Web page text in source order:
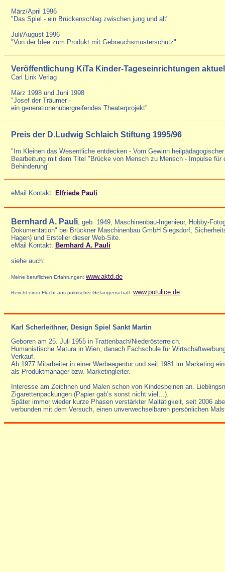
März/April 1996
"Das Spiel - ein Brückenschlag zwischen jung und alt"
Juli/August 1996
"Von der Idee zum Produkt mit Gebrauchsmusterschutz"
Veröffentlichung KiTa Kinder-Tageseinrichtungen
Carl Link Verlag
März 1998 und Juni 1998
"Josef der Träumer -
ein generationenübergreifendes Theaterprojekt"
Preis der D.Ludwig Schlaich Stiftung 1995/96
"Im Kleinen das Wesentliche entdecken - Vom Gewinn
Bearbeitung mit dem Titel "Brücke von Mensch zu Mensch - Impulse für
Behinderung"
eMail Kontakt: Elfriede Pauli
Bernhard A. Pauli, geb. 1949, Maschinenbau-Ingenieur, Hobby-
Dokumentation" bei Brückner Maschinenbau GmbH Siegsdorf,
Hagen) und Ersteller dieser Web-Site.
eMail Kontakt: Bernhard A. Pauli
siehe auch:
Meine beruflichen Erfahrungen: www.aktd.de
Bericht einer Flucht aus polnischer Gefangenschaft: www.potulice.de
Karl Scherleithner, Design Spiel Sankt Martin
Geboren am 25. Juli 1955 in Trattenbach/Niederösterreich.
Humanistische Matura in Wien, danach Fachschule für
Verkauf.
Ab 1977 Mitarbeiter in einer Werbeagentur und seit 1981 im Marketing
als Produktmanager bzw. Marketingleiter.
Interesse am Zeichnen und Malen schon von Kindesbeinen an.
Zigarettenpackungen (Papier gab’s sonst nicht viel…).
Später immer wieder kurze Phasen verstärkter Maltätigkeit, seit 2006
verbunden mit dem Versuch, einen unverwechselbaren persönlichen